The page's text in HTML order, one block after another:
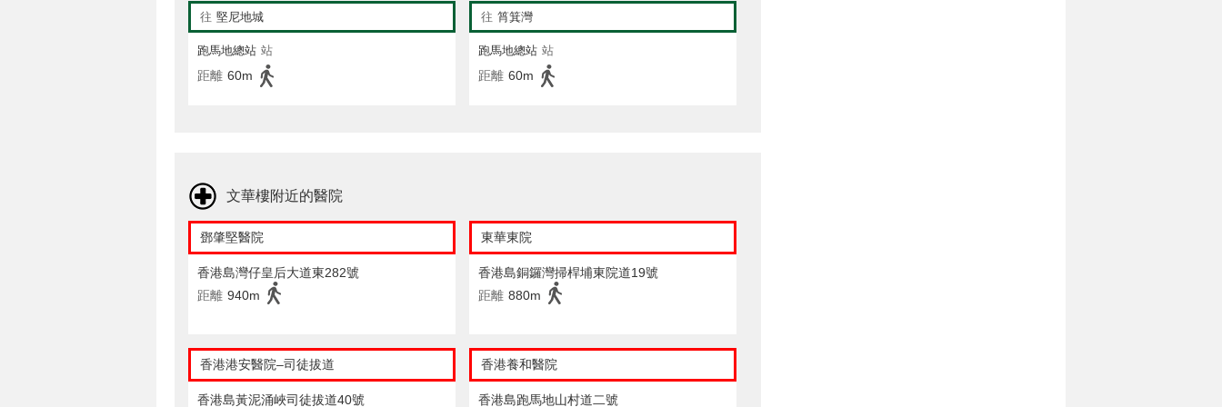
往 堅尼地城
跑馬地總站 站
距離 60m
往 筲箕灣
跑馬地總站 站
距離 60m
文華樓附近的醫院
鄧肇堅醫院
香港島灣仔皇后大道東282號
距離 940m
東華東院
香港島銅鑼灣掃桿埔東院道19號
距離 880m
香港港安醫院–司徒拔道
香港島黃泥涌峽司徒拔道40號
香港養和醫院
香港島跑馬地山村道二號